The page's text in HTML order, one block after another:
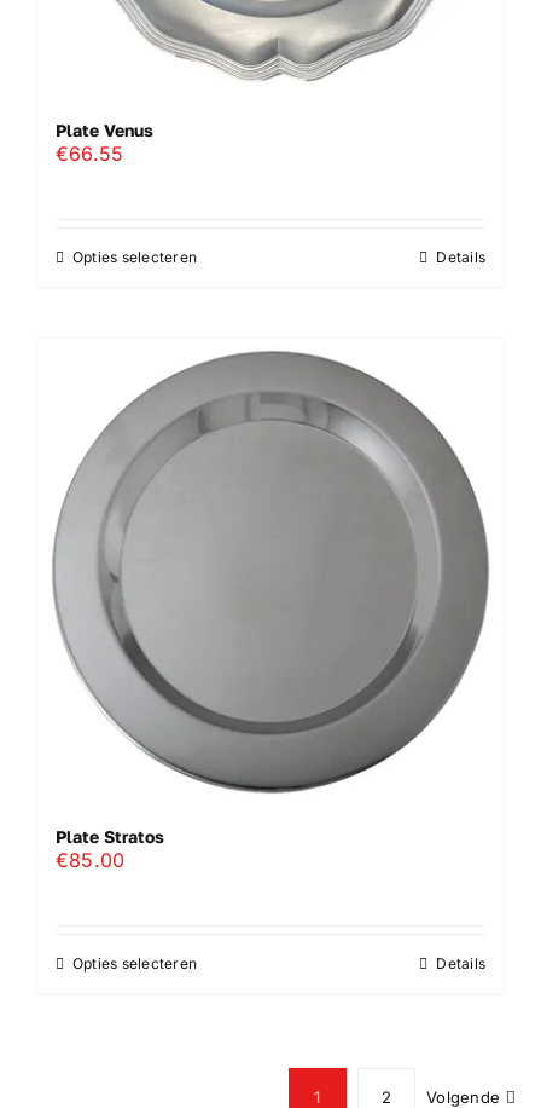
Plate Venus
€66.55
Opties selecterenDit
meerdere
variaties.
Deze
Details
Plate Stratos
€85.00
Opties selecterenDit
Details
1 2 Volgende